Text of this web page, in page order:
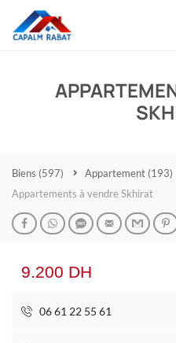
Biens (597) Appartement (193)
Appartements à vendre Skhirat
9.200 DH
06 61 22 55 61